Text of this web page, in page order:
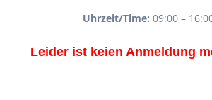
Uhrzeit/Time: 09:00 –
Leider ist keien Anmeldung